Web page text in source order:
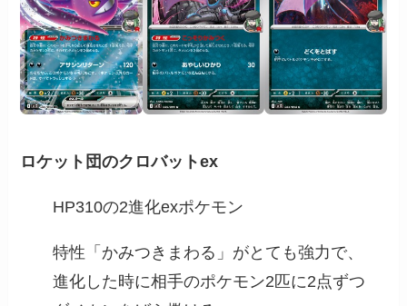
ロケット団のクロバットex
HP310の2進化exポケモン
特性「かみつきまわる」がとても強力で、
進化した時に相手のポケモン2匹に2点ずつ